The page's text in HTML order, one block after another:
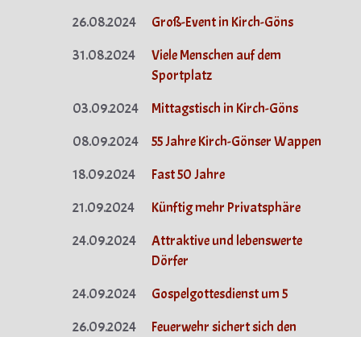
26.08.2024
Groß-Event in Kirch-Göns
31.08.2024
Viele Menschen auf dem
Sportplatz
03.09.2024
Mittagstisch in Kirch-Göns
08.09.2024
55 Jahre Kirch-Gönser Wappen
18.09.2024
Fast 50 Jahre
21.09.2024
Künftig mehr Privatsphäre
24.09.2024
Attraktive und lebenswerte
Dörfer
24.09.2024
Gospelgottesdienst um 5
26.09.2024
Feuerwehr sichert sich den